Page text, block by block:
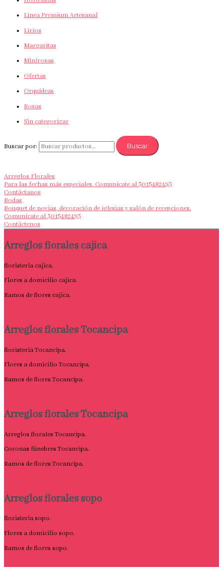
Linea Premium Artesanal
Lirios
Margaritas
Minirosas
Ofertas
Orquídeas
Rosas
Sin categorizar
Buscar por: Buscar
Arreglos Florales
Para las fechas más especiales. Comunícate al 3015482493
Contáctanos
Bodas
Bouquet de novias, decoración de iglesias y salón de recepciones.
Comunícate al 3015482493
Contáctenos
Arreglos florales cajica
floristería cajica.
Flores a domicilio cajica.
Ramos de flores cajica.
Arreglos florales Tocancipa
floristería Tocancipa.
Flores a domicilio Tocancipa.
Ramos de flores Tocancipa.
Arreglos florales Tocancipa
Arreglos florales Tocancipa.
Coronas fúnebres Tocancipa.
Ramos de flores Tocancipa.
Arreglos florales sopo
floristería sopo.
Flores a domicilio sopo.
Ramos de flores sopo.